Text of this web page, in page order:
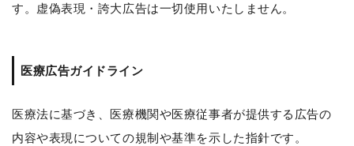
す。虚偽表現・誇大広告は一切使用いたしません。
医療広告ガイドライン
医療法に基づき、医療機関や医療従事者が提供する広告の
内容や表現についての規制や基準を示した指針です。